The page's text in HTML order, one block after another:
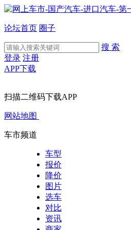
论坛首页 圈子
搜 索
登录 注册
APP下载
扫描二维码下载APP
网站地图
车市频道
车型
报价
降价
图片
选车
对比
资讯